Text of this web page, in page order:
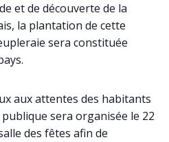
et de découverte de la
la plantation de cette
sera constituée
aux attentes des habitants
sera organisée le 22
des fêtes afin de